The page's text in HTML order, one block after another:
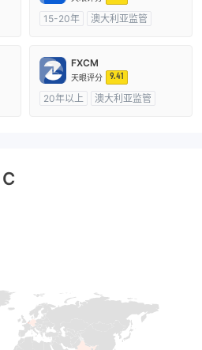
15-20年
澳大利亚监管
FXCM
天眼评分 9.41
20年以上
澳大利亚监管
C